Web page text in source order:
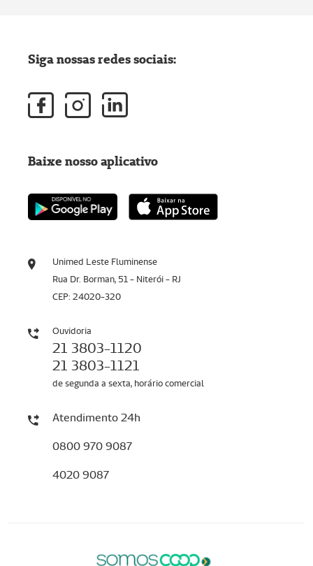
Unimed Leste Fluminense
Rua Dr. Borman, 51 - Niterói - RJ
CEP: 24020-320
Ouvidoria
21 3803-1120
21 3803-1121
de segunda a sexta, horário comercial
Atendimento 24h
0800 970 9087
4020 9087
Siga nossas redes sociais:
Baixe nosso aplicativo